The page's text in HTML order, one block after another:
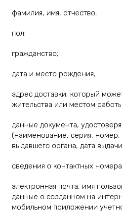
фамилия, имя, отчество;
пол;
гражданство;
дата и место рождения;
адрес доставки, который
жительства или местом
данные документа,
(наименование, серия,
выдавшего органа, дата
сведения о контактных
электронная почта, имя
данные о созданном на
мобильном приложении